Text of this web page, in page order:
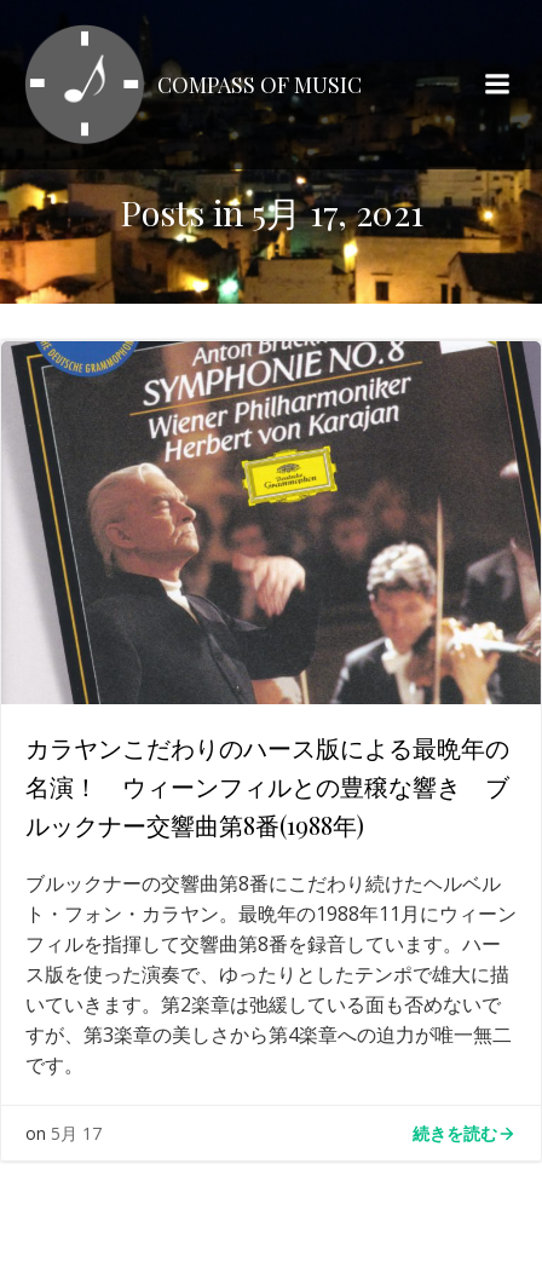
テ
ン
ツ
ス
キ
ッ
プ
COMPASS OF MUSIC
Posts in 5月 17, 2021
カラヤンこだわりのハース版による最晩年の
名演！ ウィーンフィルとの豊穣な響き ブ
ルックナー交響曲第8番(1988年)
ブルックナーの交響曲第8番にこだわり続けたヘルベル
ト・フォン・カラヤン。最晩年の1988年11月にウィーン
フィルを指揮して交響曲第8番を録音しています。ハー
ス版を使った演奏で、ゆったりとしたテンポで雄大に描
いていきます。第2楽章は弛緩している面も否めないで
すが、第3楽章の美しさから第4楽章への迫力が唯一無二
です。
on 5月 17 続きを読む